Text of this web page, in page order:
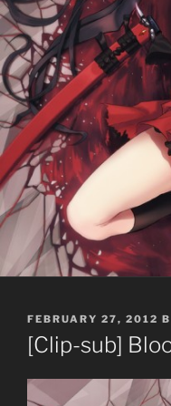
POSTED
ON
FEBRUARY 27, 2012
[Clip-sub]